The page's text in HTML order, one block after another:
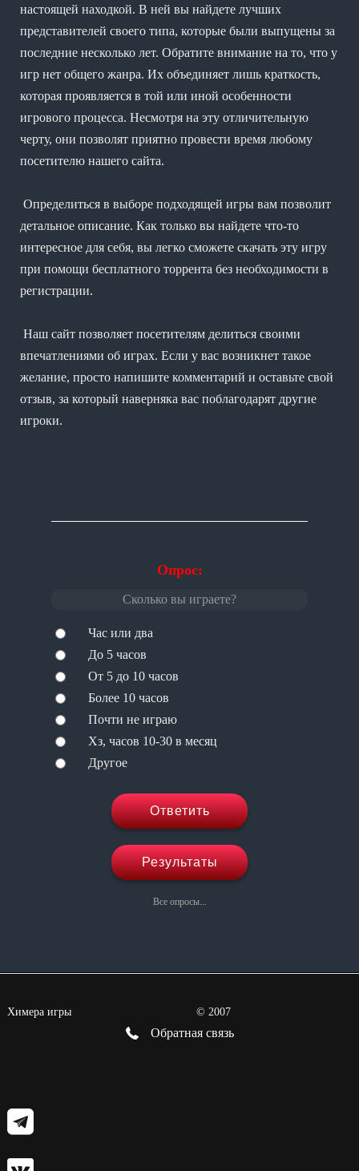
Опрос:
Сколько вы играете?
Час или два
До 5 часов
От 5 до 10 часов
Более 10 часов
Почти не играю
Хз, часов 10-30 в месяц
Другое
Ответить
Результаты
Все опросы...
настоящей находкой. В ней вы найдете лучших
представителей своего типа, которые были выпущены за
последние несколько лет. Обратите внимание на то, что у
игр нет общего жанра. Их объединяет лишь краткость,
которая проявляется в той или иной особенности
игрового процесса. Несмотря на эту отличительную
черту, они позволят приятно провести время любому
посетителю нашего сайта.
Определиться в выборе подходящей игры вам позволит
детальное описание. Как только вы найдете что-то
интересное для себя, вы легко сможете скачать эту игру
при помощи бесплатного торрента без необходимости в
регистрации.
Наш сайт позволяет посетителям делиться своими
впечатлениями об играх. Если у вас возникнет такое
желание, просто напишите комментарий и оставьте свой
отзыв, за который наверняка вас поблагодарят другие
игроки.
Химера игры © 2007
Обратная связь